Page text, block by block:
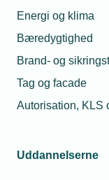
Energi og klima
Bæredygtighed
Brand- og
Tag og facade
Autorisation, KLS
Uddannelserne
13. oktober 2022
Installatører klar
Valgkamp:
hvordan en bred